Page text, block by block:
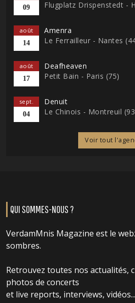
09
Flugplatz Drispenstedt -
août
14
Amenra
Le Ferrailleur - Nantes
août
17
Deafheaven
Petit Bain - Paris (75)
sept.
04
Denuit
Le Chinois - Montreuil
Voir tout
QUI SOMMES-NOUS ?
VerdamMnis Magazine est le
sombres.
Retrouvez toutes nos actualités,
photos de concerts
et live reports, interviews, vidéos...